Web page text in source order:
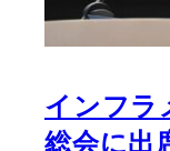
インフラ
総会に出